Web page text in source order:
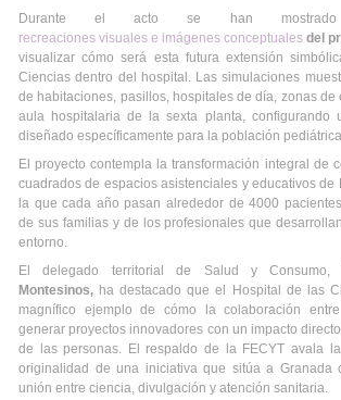
Durante el acto se han
recreaciones visuales e imágenes conceptuales del
visualizar cómo será esta futura extensión
Ciencias dentro del hospital. Las simulaciones
de habitaciones, pasillos, hospitales de día, zonas de
aula hospitalaria de la sexta planta, configurando
diseñado específicamente para la población
El proyecto contempla la transformación integral de
cuadrados de espacios asistenciales y educativos de
la que cada año pasan alrededor de 4000
de sus familias y de los profesionales que
entorno.
El delegado territorial de Salud y Consumo,
Montesinos, ha destacado que el Hospital de las
magnífico ejemplo de cómo la colaboración
generar proyectos innovadores con un impacto
de las personas. El respaldo de la FECYT avala
originalidad de una iniciativa que sitúa a Granada
unión entre ciencia, divulgación y atención sanitaria.